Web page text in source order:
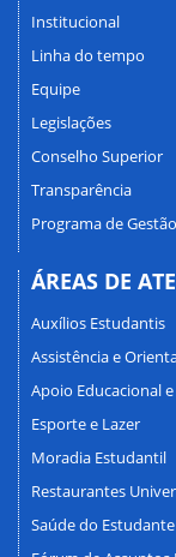
Institucional
Linha do tempo
Equipe
Legislações
Conselho Superior
Transparência
Programa de
ÁREAS DE
Auxílios Estudantis
Assistência e
Apoio Educacional
Esporte e Lazer
Moradia Estudantil
Restaurantes
Saúde do Estudante